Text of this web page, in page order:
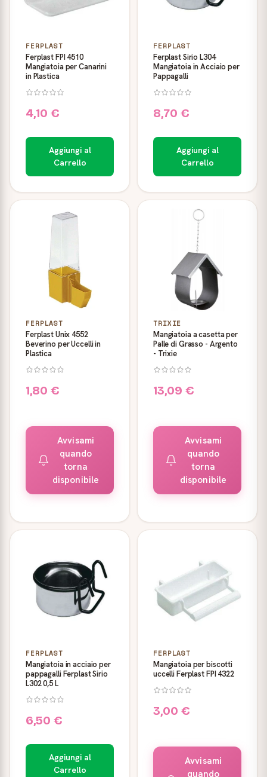
FERPLAST
Ferplast FPI 4510
Mangiatoia per Canarini
in Plastica
4,10 €
Aggiungi al
Carrello
FERPLAST
Ferplast Sirio L304
Mangiatoia in Acciaio per
Pappagalli
8,70 €
Aggiungi al
Carrello
FERPLAST
Ferplast Unix 4552
Beverino per Uccelli in
Plastica
1,80 €
Avvisami
quando
torna
disponibile
TRIXIE
Mangiatoia a casetta per
Palle di Grasso - Argento
- Trixie
13,09 €
Avvisami
quando
torna
disponibile
FERPLAST
Mangiatoia in acciaio per
pappagalli Ferplast Sirio
L302 0,5 L
6,50 €
Aggiungi al
Carrello
FERPLAST
Mangiatoia per biscotti
uccelli Ferplast FPI 4322
3,00 €
Avvisami
quando